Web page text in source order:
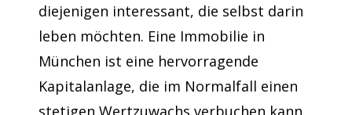
diejenigen interessant, die selbst darin
leben möchten. Eine Immobilie in
München ist eine hervorragende
Kapitalanlage, die im Normalfall einen
stetigen Wertzuwachs verbuchen kann.